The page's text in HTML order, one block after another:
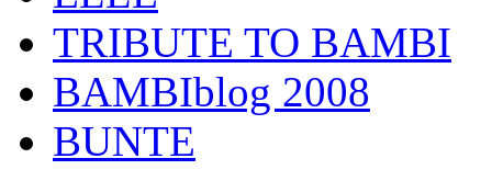
TRIBUTE TO BAMBI
BAMBIblog 2008
BUNTE